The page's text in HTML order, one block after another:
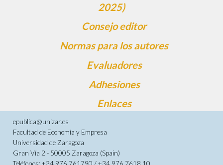
2025)
Consejo editor
Normas para los autores
Evaluadores
Adhesiones
Enlaces
epublica@unizar.es
Facultad de Economía y Empresa
Universidad de Zaragoza
Gran Vía 2 - 50005 Zaragoza (Spain)